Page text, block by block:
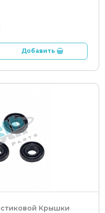
Добавить
Крышки